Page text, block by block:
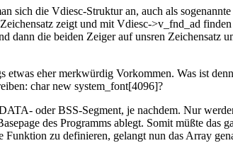
sich die Vdiesc-Struktur an, auch als
zeigt und mit Vdiesc->v_fnd_ad
dann die beiden Zeiger auf unsren Zeichensatz
eher merkwürdig Vorkommen. Was ist
char new system_font[4096]?
oder BSS-Segment, je nachdem. Nur
des Programms ablegt. Somit müßte
zu definieren, gelangt nun das Array